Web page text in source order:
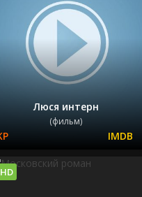
Люся интерн
(фильм)
HD